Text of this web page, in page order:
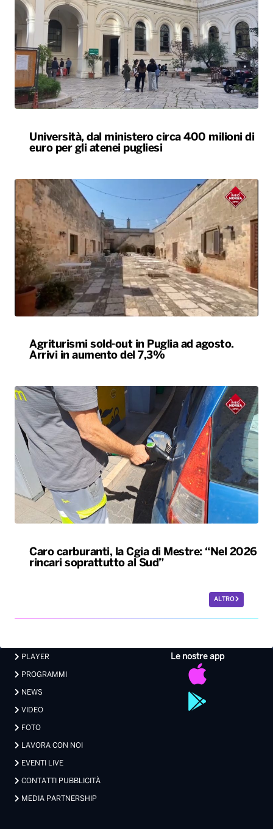
Università, dal ministero circa 400 milioni di
euro per gli atenei pugliesi
Agriturismi sold-out in Puglia ad agosto.
Arrivi in aumento del 7,3%
Caro carburanti, la Cgia di Mestre: “Nel 2026
rincari soprattutto al Sud”
ALTRO
Le nostre app
PLAYER
PROGRAMMI
NEWS
VIDEO
FOTO
LAVORA CON NOI
EVENTI LIVE
CONTATTI PUBBLICITÀ
MEDIA PARTNERSHIP